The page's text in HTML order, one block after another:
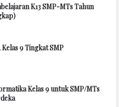
K13 SMP-MTs Tahun
9 Tingkat SMP
Kelas 9 untuk SMP/MTs